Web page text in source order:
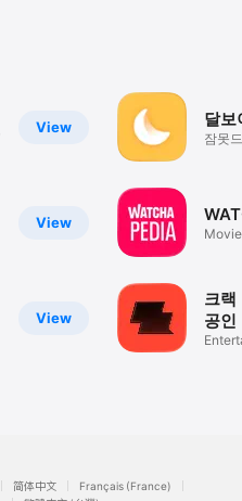
View
View
View
달보
잠못
크랙
공인
팅
简体中文
Français (France)